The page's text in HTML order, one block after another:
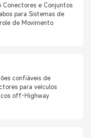
Conectores e Conjuntos
para Sistemas de
de Movimento
confiáveis de
para veículos
off-Highway